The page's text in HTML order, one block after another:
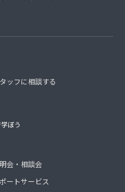
ッフに相談する
ぼう
会・相談会
ートサービス